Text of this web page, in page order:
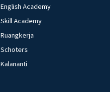
English Academy
Skill Academy
Ruangkerja
Schoters
Kalananti